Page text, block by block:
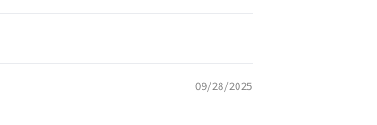
09/28/2025